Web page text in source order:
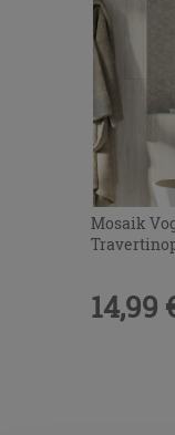
Mosaik
14,99